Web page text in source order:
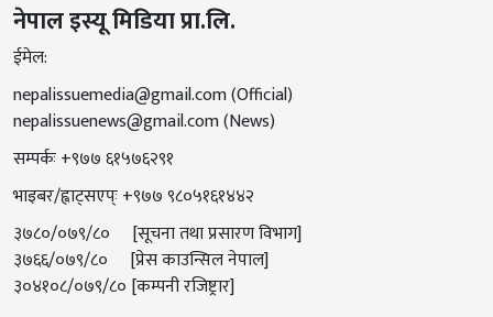
नेपाल इस्यू मिडिया प्रा.लि.
ईमेल:
nepalissuemedia@gmail.com(Official)
nepalissuenews@gmail.com(News)
सम्पर्कः +९७७ ६१५७६२९१
भाइबर/ह्वाट्सएप्ः +९७७ ९८०५१६१४४२
३७८०/०७९/८० [सूचना तथा प्रसारण विभाग]
३७६६/०७९/८० [प्रेस काउन्सिल नेपाल]
३०४१०८/०७९/८० [कम्पनी रजिष्ट्रार]